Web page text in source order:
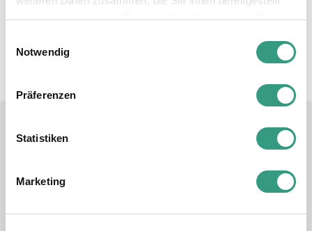
haben oder die sie im Rahmen Ihrer Nutzung der Dienste
Notwendig
Präferenzen
Statistiken
Marketing